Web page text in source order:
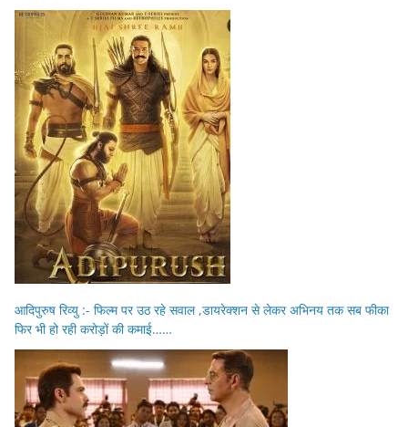
आदिपुरुष रिव्यु :- फिल्म पर उठ रहे सवाल ,डायरेक्शन से लेकर अभिनय तक सब फीका
फिर भी हो रही करोड़ों की कमाई……